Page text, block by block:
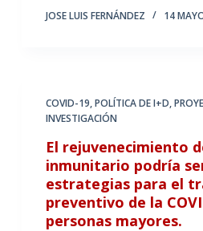
JOSE LUIS FERNÁNDEZ 14
COVID-19,POLÍTICA DE I+D,
INVESTIGACIÓN
El rejuvenecimiento
inmunitario podría
estrategias para el
preventivo de la
personas mayores.